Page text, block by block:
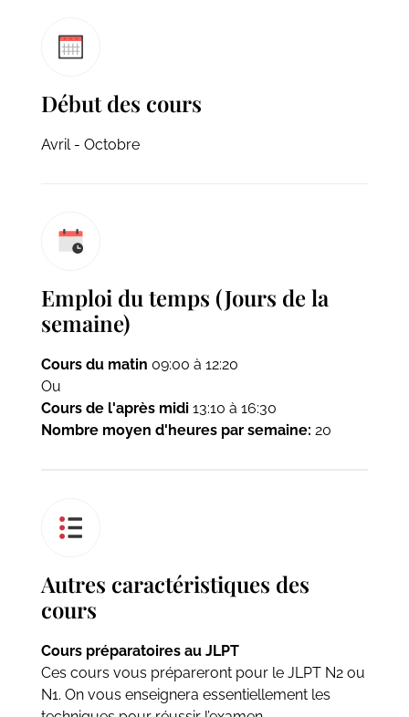
Début des cours
Avril - Octobre
Emploi du temps (Jours de la
semaine)
Cours du matin 09:00 à 12:20
Ou
Cours de l'après midi13:10 à 16:30
Nombre moyen d'heures par semaine: 20
Autres caractéristiques des
cours
Cours préparatoires au JLPT
Ces cours vous prépareront pour le JLPT N2 ou
N1. On vous enseignera essentiellement les